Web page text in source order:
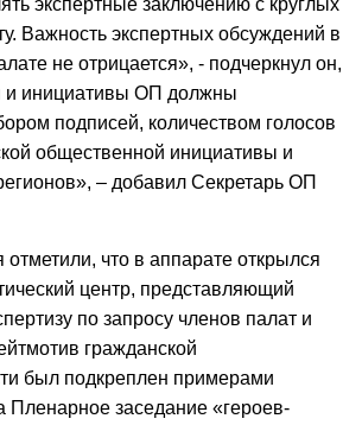
Важность экспертных обсуждений в
не отрицается», - подчеркнул он,
и инициативы ОП должны
подписей, количеством голосов
общественной инициативы и
– добавил Секретарь ОП
отметили, что в аппарате открылся
центр, представляющий
по запросу членов палат и
гражданской
был подкреплен примерами
Пленарное заседание «героев-